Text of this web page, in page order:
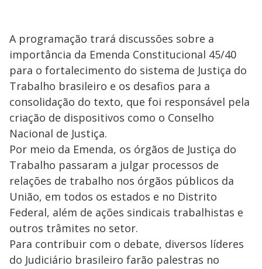
A programação trará discussões sobre a
importância da Emenda Constitucional 45/40
para o fortalecimento do sistema de Justiça do
Trabalho brasileiro e os desafios para a
consolidação do texto, que foi responsável pela
criação de dispositivos como o Conselho
Nacional de Justiça.
Por meio da Emenda, os órgãos de Justiça do
Trabalho passaram a julgar processos de
relações de trabalho nos órgãos públicos da
União, em todos os estados e no Distrito
Federal, além de ações sindicais trabalhistas e
outros trâmites no setor.
Para contribuir com o debate, diversos líderes
do Judiciário brasileiro farão palestras no